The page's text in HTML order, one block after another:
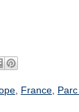
, France,